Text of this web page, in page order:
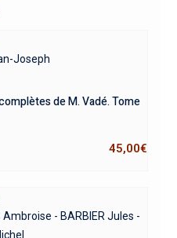
Joseph
de M. Vadé. Tome
45,00€
Ambroise - BARBIER Jules -